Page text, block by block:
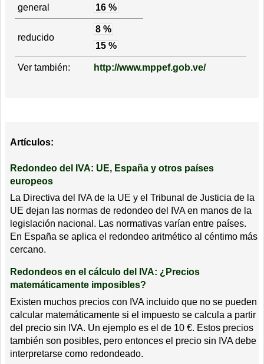
general 16 %
reducido
8 %
15 %
Ver también: http://www.mppef.gob.ve/
Artículos:
Redondeo del IVA: UE, España y otros países
europeos
La Directiva del IVA de la UE y el Tribunal de Justicia de la
UE dejan las normas de redondeo del IVA en manos de la
legislación nacional. Las normativas varían entre países.
En España se aplica el redondeo aritmético al céntimo más
cercano.
Redondeos en el cálculo del IVA: ¿Precios
matemáticamente imposibles?
Existen muchos precios con IVA incluido que no se pueden
calcular matemáticamente si el impuesto se calcula a partir
del precio sin IVA. Un ejemplo es el de 10 €. Estos precios
también son posibles, pero entonces el precio sin IVA debe
interpretarse como redondeado.